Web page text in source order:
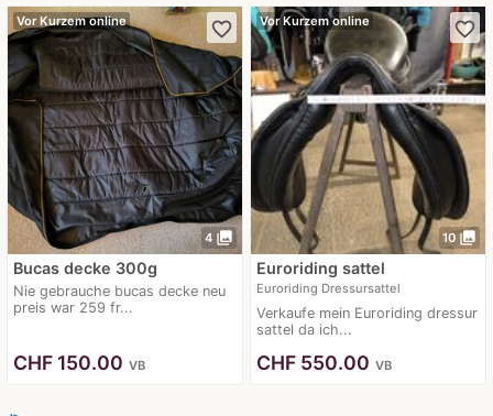
4 photo_library
Vor Kurzem online favorite_border
Bucas decke 300g
Nie gebrauche bucas decke neu
preis war 259 fr...
CHF 150.00 VB
10 photo_library
Vor Kurzem online favorite_border
Euroriding sattel
Euroriding Dressursattel
Verkaufe mein Euroriding dressur
sattel da ich...
CHF 550.00 VB